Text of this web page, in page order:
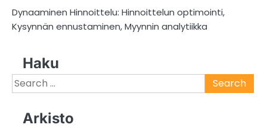
Dynaaminen Hinnoittelu: Hinnoittelun optimointi,
Kysynnän ennustaminen, Myynnin analytiikka
Haku
Search
for:
Arkisto